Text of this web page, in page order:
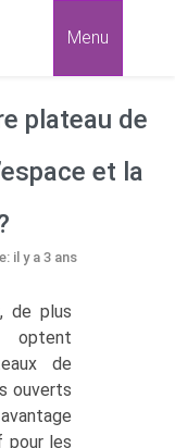
Menu
plateau de
et la
il y a 3 ans
de plus
optent
de
ouverts
pour les